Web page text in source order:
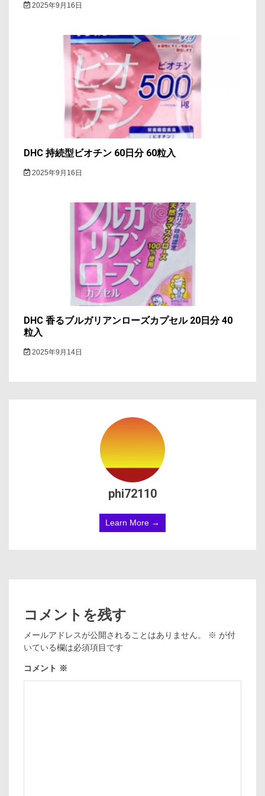
2025年9月16日
DHC 持続型ビオチン 60日分 60粒入
2025年9月16日
DHC 香るブルガリアンローズカプセル 20日分 40
粒入
2025年9月14日
phi72110
Learn More →
コメントを残す
メールアドレスが公開されることはありません。 ※ が付
いている欄は必須項目です
コメント ※